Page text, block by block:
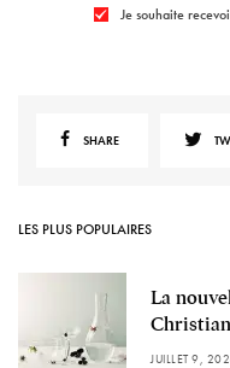
Je souhaite
SHARE
LES PLUS POPULAIRES
La
JUILLET 9,